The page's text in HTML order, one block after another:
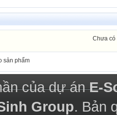
Chưa có
sản phẩm
của dự ánE-
Group. Bản